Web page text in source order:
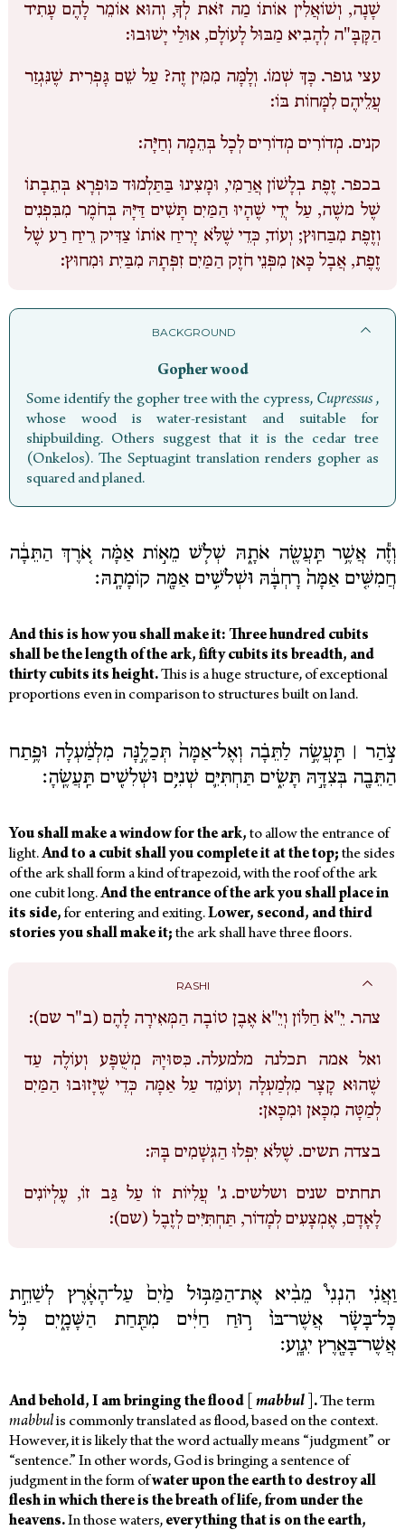
My
Tzedaka
English
שָׁנָה, וְשׁוֹאֲלִין אוֹתוֹ מַה זֹּאת לְךָ, וְהוּא אוֹמֵר לָהֶם עָתִיד
הַקָּבָּ"ה לְהָבִיא מַבּוּל לָעוֹלָם, אוּלַי יָשׁוּבוּ:
עצי גופר. כָּךְ שְׁמוֹ. וְלָמָּה מִמִּין זֶה? עַל שֵׁם גָּפְרִית שֶׁנִּגְזַר
עֲלֵיהֶם לִמָּחוֹת בּוֹ:
קנים. מְדוֹרִים מְדוֹרִים לְכָל בְּהֵמָה וְחַיָּה:
בכפר. זֶפֶת בְלָשׁוֹן אֲרַמִּי, וּמָצִינוּ בַּתַּלְמוּד כּוּפְרָא בְּתֵבָתוֹ
שֶׁל משֶׁה, עַל יְדֵי שֶׁהָיוּ הַמַּיִם תָּשִׁים דַּיָּהּ בְּחֹמֶר מִבִּפְנִים
וְזֶפֶת מִבַּחוּץ; וְעוֹד, כְּדֵי שֶׁלֹּא יָרִיחַ אוֹתוֹ צַדִּיק רֵיחַ רַע שֶׁל
זֶפֶת, אֲבָל כָּאן מִפְּנֵי חֹזֶק הַמַּיִם זִפְּתָהּ מִבַּיִת וּמִחוּץ:
BACKGROUND
Gopher wood
Some identify the gopher tree with the cypress, Cupressus,
whose wood is water-resistant and suitable for
shipbuilding. Others suggest that it is the cedar tree
(Onkelos). The Septuagint translation renders gopher as
squared and planed.
וְזֶ֕ה אֲשֶׁ֥ר תַּֽעֲשֶׂ֖ה אֹתָ֑הּ שְׁלֹ֧שׁ מֵא֣וֹת אַמָּ֗ה אֹ֚רֶךְ הַתֵּבָ֔ה
חֲמִשִּׁ֤ים אַמָּה֙ רָחְבָּ֔הּ וּשְׁלֹשִׁ֥ים אַמָּ֖ה קוֹמָתָֽהּ׃
And this is how you shall make it: Three hundred cubits
shall be the length of the ark, fifty cubits its breadth, and
thirty cubits its height.This is a huge structure, of exceptional
proportions even in comparison to structures built on land.
צֹ֣הַר ׀ תַּֽעֲשֶׂ֣ה לַתֵּבָ֗ה וְאֶל־אַמָּה֙ תְּכַלֶ֣נָּה מִלְמַ֔עְלָה וּפֶ֥תַח
הַתֵּבָ֖ה בְּצִדָּ֣הּ תָּשִׂ֑ים תַּחְתִּיִּ֛ם שְׁנִיִּ֥ם וּשְׁלִשִׁ֖ים תַּֽעֲשֶֽׂהָ׃
You shall make a window for the ark, to allow the entrance of
light.And to a cubit shall you complete it at the top; the sides
of the ark shall form a kind of trapezoid, with the roof of the ark
one cubit long.And the entrance of the ark you shall place in
its side, for entering and exiting.Lower, second, and third
stories you shall make it; the ark shall have three floors.
RASHI
צהר. יֵ"אֹ חַלּוֹן וְיֵ"אֹ אֶבֶן טוֹבָה הַמְּאִירָה לָהֶם (ב"ר שם):
ואל אמה תכלנה מלמעלה. כִּסּוּיָהּ מְשֻׁפָּע וְעוֹלֶה עַד
שֶׁהוּא קָצָר מִלְמַעְלָה וְעוֹמֵד עַל אַמָּה כְּדֵי שֶׁיָּזוּבוּ הַמַּיִם
לְמַטָּה מִכָּאן וּמִכָּאן:
בצדה תשים. שֶׁלֹּא יִפְּלוּ הַגְּשָׁמִים בָּהּ:
תחתים שנים ושלשים. ג' עֲלִיוֹת זוֹ עַל גַּב זוֹ, עֶלְיוֹנִים
לָאָדָם, אֶמְצָעִים לְמָדוֹֹר, תַּחְתִּיִּים לְזֶבֶל (שם):
וַאֲנִ֗י הִנְנִי֩ מֵבִ֨יא אֶת־הַמַּבּ֥וּל מַ֙יִם֙ עַל־הָאָ֔רֶץ לְשַׁחֵ֣ת
כָּל־בָּשָׂ֗ר אֲשֶׁר־בּוֹ֙ ר֣וּחַ חַיִּ֔ים מִתַּ֖חַת הַשָּׁמָ֑יִם כֹּ֥ל
אֲשֶׁר־בָּאָ֖רֶץ יִגְוָֽע׃
And behold, I am bringing the flood [ mabbul ].The term
mabbulis commonly translated as flood, based on the context.
However, it is likely that the word actually means “judgment” or
“sentence.” In other words, God is bringing a sentence of
judgment in the form ofwater upon the earth to destroy all
flesh in which there is the breath of life, from under the
heavens.In those waters, everything that is on the earth,